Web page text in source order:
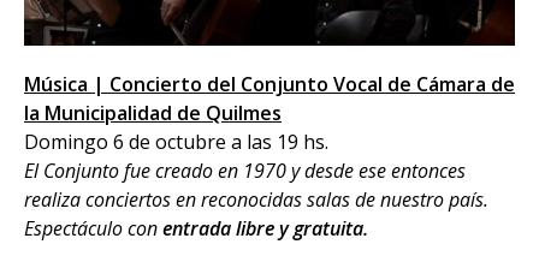
Música | Concierto del Conjunto Vocal de Cámara de
la Municipalidad de Quilmes
Domingo 6 de octubre a las 19 hs.
El Conjunto fue creado en 1970 y desde ese entonces
realiza conciertos en reconocidas salas de nuestro país.
Espectáculo conentrada libre y gratuita.